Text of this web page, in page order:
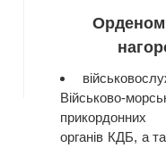
Орденом
Військово-
прикордонних
органів КДБ, а